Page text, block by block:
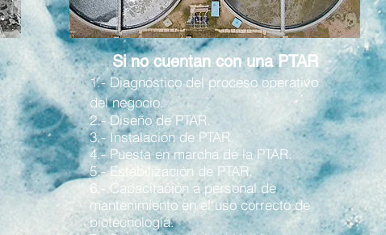
Si no cuentan con una PTAR
1.- Diagnóstico del proceso operativo
del negocio.
2.- Diseño de PTAR.
3.- Instalación de PTAR.
4.- Puesta en marcha de la PTAR.
5.- Estabilización de PTAR.
6.- Capacitación a personal de
mantenimiento en el uso correcto de
biotecnología.